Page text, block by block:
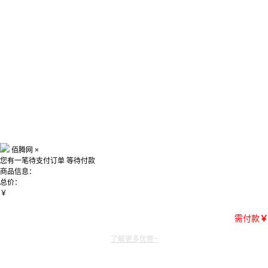
佰腾网 ×
您有一笔待支付订单 等待付款
商品信息：
总价：
￥
需付款￥
了解更多优惠~